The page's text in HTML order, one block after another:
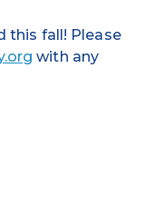
this fall! Please
with any